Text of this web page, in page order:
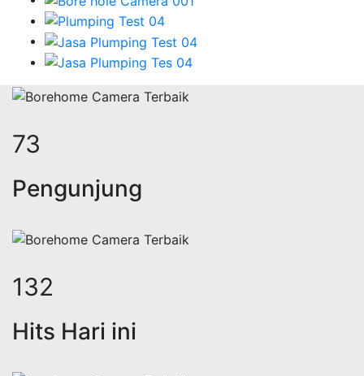
89
Pengunjung
163
Hits Hari ini